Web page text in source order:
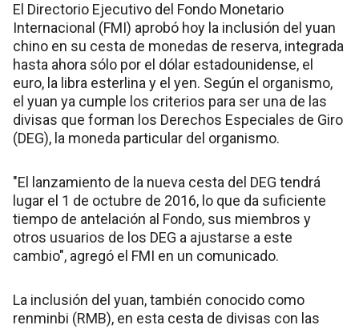
El Directorio Ejecutivo del Fondo Monetario
Internacional (FMI) aprobó hoy la inclusión del yuan
chino en su cesta de monedas de reserva, integrada
hasta ahora sólo por el dólar estadounidense, el
euro, la libra esterlina y el yen. Según el organismo,
el yuan ya cumple los criterios para ser una de las
divisas que forman los Derechos Especiales de Giro
(DEG), la moneda particular del organismo.
"El lanzamiento de la nueva cesta del DEG tendrá
lugar el 1 de octubre de 2016, lo que da suficiente
tiempo de antelación al Fondo, sus miembros y
otros usuarios de los DEG a ajustarse a este
cambio", agregó el FMI en un comunicado.
La inclusión del yuan, también conocido como
renminbi (RMB), en esta cesta de divisas con las